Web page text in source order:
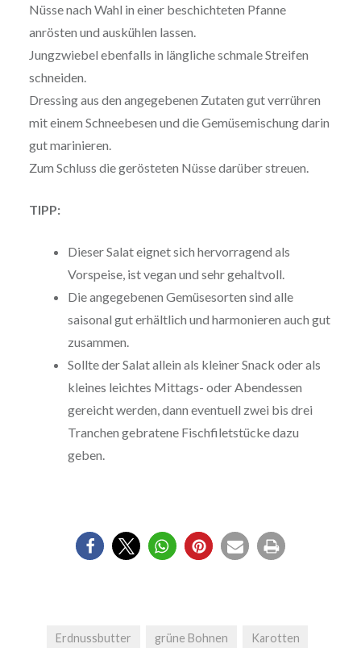
Nüsse nach Wahl in einer beschichteten Pfanne
anrösten und auskühlen lassen.
Jungzwiebel ebenfalls in längliche schmale Streifen
schneiden.
Dressing aus den angegebenen Zutaten gut verrühren
mit einem Schneebesen und die Gemüsemischung darin
gut marinieren.
Zum Schluss die gerösteten Nüsse darüber streuen.
TIPP:
Dieser Salat eignet sich hervorragend als
Vorspeise, ist vegan und sehr gehaltvoll.
Die angegebenen Gemüsesorten sind alle
saisonal gut erhältlich und harmonieren auch gut
zusammen.
Sollte der Salat allein als kleiner Snack oder als
kleines leichtes Mittags- oder Abendessen
gereicht werden, dann eventuell zwei bis drei
Tranchen gebratene Fischfiletstücke dazu
geben.
Erdnussbutter grüne Bohnen Karotten